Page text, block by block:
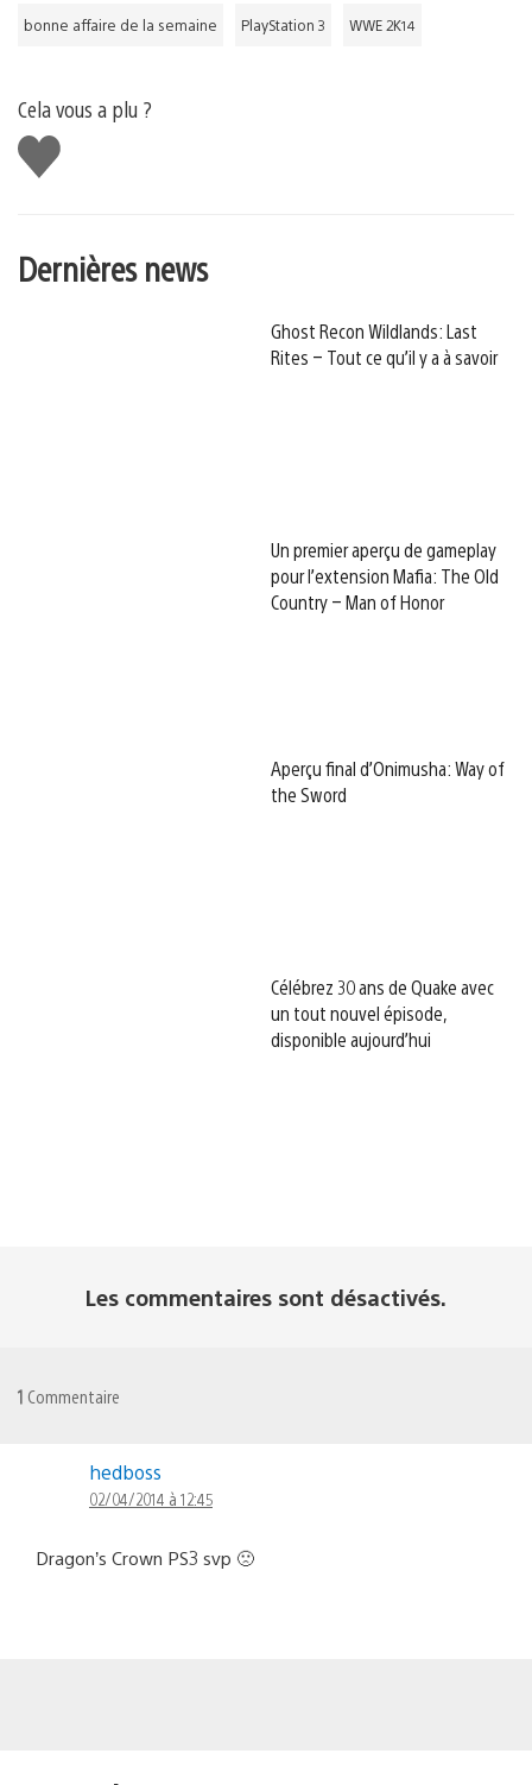
bonne affaire de la semaine PlayStation 3 WWE 2K14
Cela vous a plu ?
J'aime
Dernières news
Ghost Recon Wildlands: Last
Rites – Tout ce qu’il y a à savoir
Un premier aperçu de gameplay
pour l’extension Mafia: The Old
Country – Man of Honor
Aperçu final d’Onimusha: Way of
the Sword
Célébrez 30 ans de Quake avec
un tout nouvel épisode,
disponible aujourd’hui
Les commentaires sont désactivés.
1 Commentaire
hedboss
02/04/2014 à 12:45
Dragon’s Crown PS3 svp 🙁